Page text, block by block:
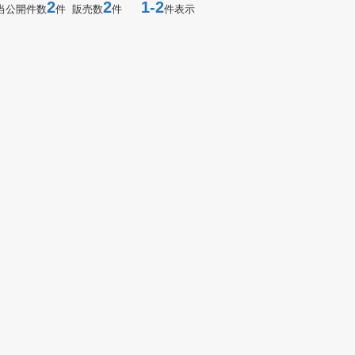
公開件数2件 販売数2件 1-2件表示